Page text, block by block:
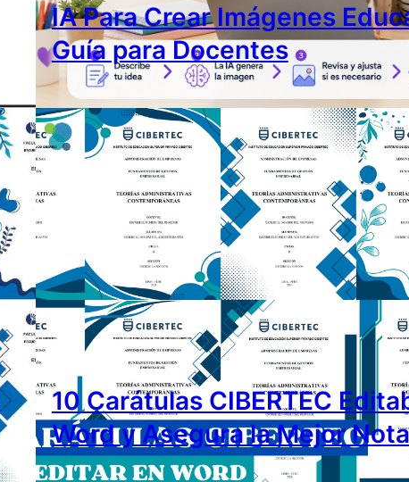
IA Para Crear Imágenes
Guía para Docentes
10 Carátulas CIBERTEC
Word y Asegura la Mejor Nota